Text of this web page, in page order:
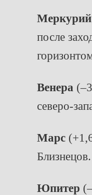
Меркурий
после
Венера
северо-
Марс
Близнецов.
Юпитер